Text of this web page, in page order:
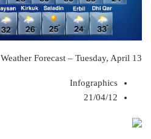
Weather Forecast – Tuesday, April 13
Infographics
21/04/12